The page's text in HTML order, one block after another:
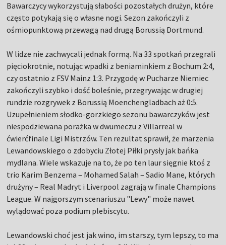
Bawarczycy wykorzystują słabości pozostałych drużyn, które
często potykają się o własne nogi. Sezon zakończyli z
ośmiopunktową przewagą nad drugą Borussią Dortmund.
W lidze nie zachwycali jednak formą. Na 33 spotkań przegrali
pięciokrotnie, notując wpadki z beniaminkiem z Bochum 2:4,
czy ostatnio z FSV Mainz 1:3. Przygodę w Pucharze Niemiec
zakończyli szybko i dość boleśnie, przegrywając w drugiej
rundzie rozgrywek z Borussią Moenchengladbach aż 0:5.
Uzupełnieniem słodko-gorzkiego sezonu bawarczyków jest
niespodziewana porażka w dwumeczu z Villarreal w
ćwierćfinale Ligi Mistrzów. Ten rezultat sprawił, że marzenia
Lewandowskiego o zdobyciu Złotej Piłki prysły jak bańka
mydlana. Wiele wskazuje na to, że po ten laur sięgnie ktoś z
trio Karim Benzema – Mohamed Salah – Sadio Mane, których
drużyny – Real Madryt i Liverpool zagrają w finale Champions
League. W najgorszym scenariuszu "Lewy" może nawet
wylądować poza podium plebiscytu.
Lewandowski choć jest jak wino, im starszy, tym lepszy, to ma